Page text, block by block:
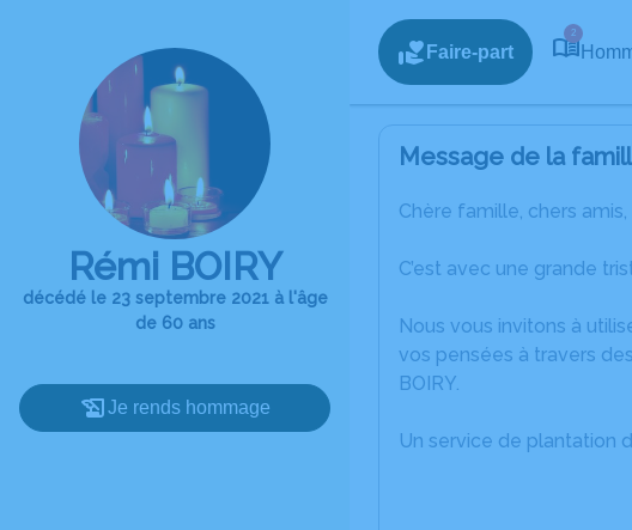
Rémi BOIRY
décédé le 23 septembre 2021 à l'âge
de 60 ans
Je rends hommage
Faire-part
2
Message de la
Chère famille, chers amis,
C’est avec une grande
Nous vous invitons à
vos pensées à travers
BOIRY.
Un service de plantation